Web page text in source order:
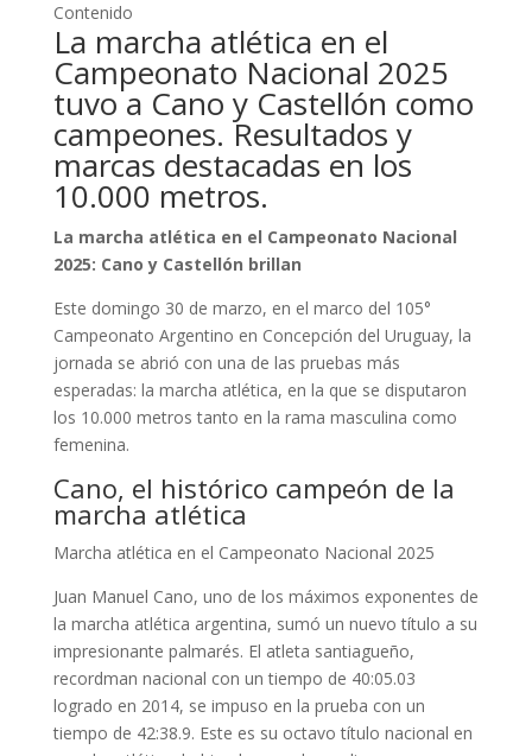
Contenido
La marcha atlética en el
Campeonato Nacional 2025
tuvo a Cano y Castellón como
campeones. Resultados y
marcas destacadas en los
10.000 metros.
La marcha atlética en el Campeonato Nacional
2025: Cano y Castellón brillan
Este domingo 30 de marzo, en el marco del 105°
Campeonato Argentino en Concepción del Uruguay, la
jornada se abrió con una de las pruebas más
esperadas: la marcha atlética, en la que se disputaron
los 10.000 metros tanto en la rama masculina como
femenina.
Cano, el histórico campeón de la
marcha atlética
Marcha atlética en el Campeonato Nacional 2025
Juan Manuel Cano, uno de los máximos exponentes de
la marcha atlética argentina, sumó un nuevo título a su
impresionante palmarés. El atleta santiagueño,
recordman nacional con un tiempo de 40:05.03
logrado en 2014, se impuso en la prueba con un
tiempo de 42:38.9. Este es su octavo título nacional en